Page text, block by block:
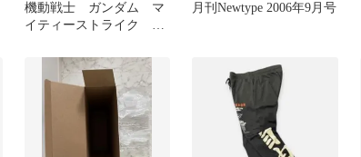
機動戦士 ガンダム マ
イティーストライク フ
ピーカー
月刊Newtype 2006年9月号